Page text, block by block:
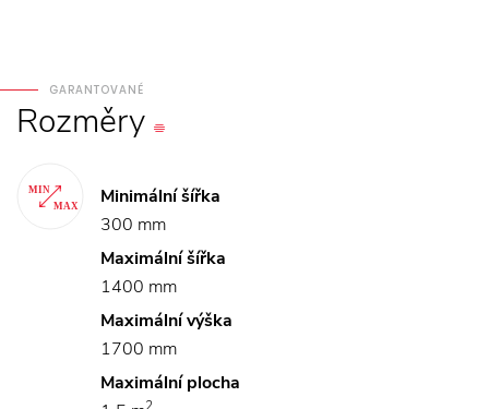
GARANTOVANÉ
Rozměry
Minimální šířka
300 mm
Maximální šířka
1400 mm
Maximální výška
1700 mm
Maximální plocha
2